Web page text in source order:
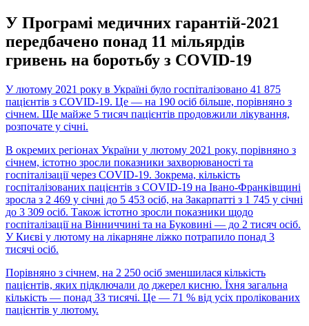
У Програмі медичних гарантій-2021
передбачено понад 11 мільярдів
гривень на боротьбу з COVID-19
У лютому 2021 року в Україні було госпіталізовано 41 875
пацієнтів з COVID-19. Це — на 190 осіб більше, порівняно з
січнем. Ще майже 5 тисяч пацієнтів продовжили лікування,
розпочате у січні.
В окремих регіонах України у лютому 2021 року, порівняно з
січнем, істотно зросли показники захворюваності та
госпіталізації через COVID-19. Зокрема, кількість
госпіталізованих пацієнтів з COVID-19 на Івано-Франківщині
зросла з 2 469 у січні до 5 453 осіб, на Закарпатті з 1 745 у січні
до 3 309 осіб. Також істотно зросли показники щодо
госпіталізації на Вінниччині та на Буковині — до 2 тисяч осіб.
У Києві у лютому на лікарняне ліжко потрапило понад 3
тисячі осіб.
Порівняно з січнем, на 2 250 осіб зменшилася кількість
пацієнтів, яких підключали до джерел кисню. Їхня загальна
кількість — понад 33 тисячі. Це — 71 % від усіх пролікованих
пацієнтів у лютому.